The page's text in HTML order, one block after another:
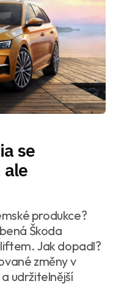
se
ale
produkce?
Škoda
Jak dopadl?
změny v
udržitelnější